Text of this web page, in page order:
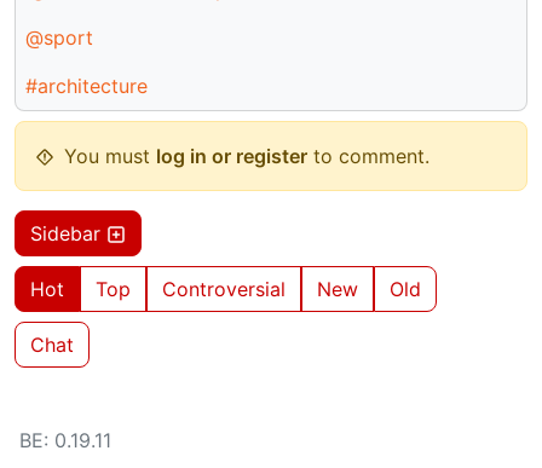
@sport
#architecture
You must log in or register to comment.
Sidebar
Hot Top Controversial New Old
Chat
BE: 0.19.11